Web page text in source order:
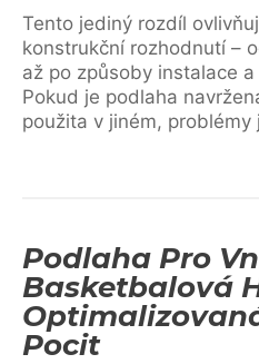
Tento jediný rozdíl
konstrukční rozhodnutí –
až po způsoby instalace
Pokud je podlaha
použita v jiném, problémy
Podlaha Pro
Basketbalová
Pocit